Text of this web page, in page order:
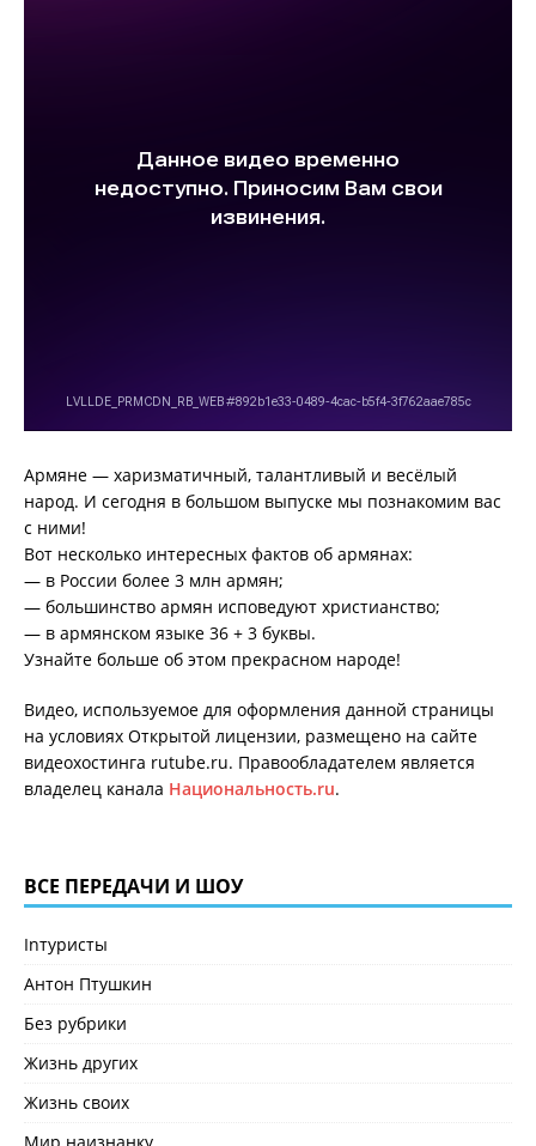
Армяне — харизматичный, талантливый и весёлый
народ. И сегодня в большом выпуске мы познакомим вас
с ними!
Вот несколько интересных фактов об армянах:
— в России более 3 млн армян;
— большинство армян исповедуют христианство;
— в армянском языке 36 + 3 буквы.
Узнайте больше об этом прекрасном народе!
Видео, используемое для оформления данной страницы
на условиях Открытой лицензии, размещено на сайте
видеохостинга rutube.ru. Правообладателем является
владелец канала Национальность.ru.
ВСЕ ПЕРЕДАЧИ И ШОУ
Inтуристы
Антон Птушкин
Без рубрики
Жизнь других
Жизнь своих